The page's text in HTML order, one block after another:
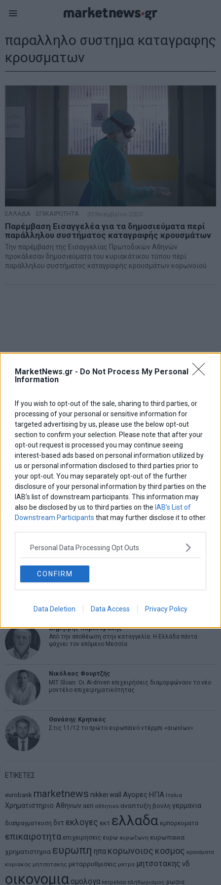
MarketNews.gr - Do Not Process My Personal
Information
If you wish to opt-out of the sale, sharing to third parties, or
processing of your personal or sensitive information for
targeted advertising by us, please use the below opt-out
section to confirm your selection. Please note that after your
opt-out request is processed you may continue seeing
interest-based ads based on personal information utilized by
us or personal information disclosed to third parties prior to
your opt-out. You may separately opt-out of the further
disclosure of your personal information by third parties on the
IAB’s list of downstream participants. This information may
also be disclosed by us to third parties on the IAB’s List of
Downstream Participants that may further disclose it to other
Personal Data Processing Opt Outs
CONFIRM
Data Deletion Data Access Privacy Policy
παραλληλο συστημα καταγραφης
κρουσματων
ΕΛΛΑΔΑ ΕΠΙΚΑΙΡΟΤΗΤΑ 30 Νοεμβρίου 2020
Παρέμβαση Εισαγγελέα για τα δημοσιεύματα περί
παράλληλου συστήματος καταγραφής κρουσμάτων
Την παρέμβαση της Εισαγγελίας Πρωτοδικών Αθηνών
προκάλεσαν δημοσιεύματα του κυριακάτικου τύπου περί
παράλληλου συστήματος καταγραφής κρουσμάτων κορωνοϊού
ΑΡΘΡΟΓΡΑΦΟΙ
Ελευθερία Κούρταλη
Οι «τιμωροί» των ομολόγων επέστρεψαν
Η αληθινή παιδεία ξεκινά από την ψυχή…
Σταματίνα Σταματάκου
Η βία κατά των ζώων δεν αντέχει βολικές ερμηνείες
Δημήτρης Καμπουράκης
Από την αποθέωση στην καταγγελία: Η Ελλάδα πάντα
ψάχνει τον επόμενο Μεσσία
Νικόλαος Φουρτζής
MIT Sloan: Οι AI-driven επιχειρήσεις διαμορφώνουν το νέο
μοντέλο επιχειρηματικότητας
Θανάσης Κρητικός
Στις 11/12 το πρώτο ευρωπαϊκό ντέρμπι «αιωνίων»
ΕΤΙΚΕΤΕΣ
eurobank marketnews nikkei wall Αγορες ΗΠΑ Ιταλια
Χρηματιστηριο Αθηνων αεπ αθλητικα αναπτυξη βουλη γερμανια
διαπραγματευση δντ εκλογες εκτ ελλαδα εμπορευματα
επικαιροτητα επιχειρησεις ευρω ευρωζωνη ευρωπαικα
χρηματιστηρια ευρωπη ηπα κορωνοιος κοσμος κρουσματα
κυριακος μητσοτακης μεταρρυθμισεις μετρα μητσοτακης νδ
οικονομια ομολογα πετρελαιο πληθωρισμος ρωσια